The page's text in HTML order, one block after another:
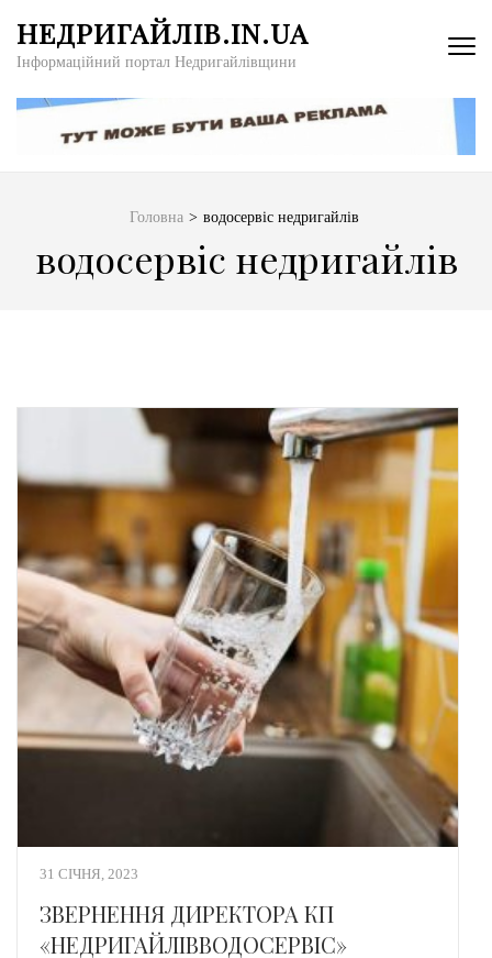
вмісту
Enter)
НЕДРИГАЙЛІВ.IN.UA
Інформаційний портал Недригайлівщини
Головна > водосервіс недригайлів
водосервіс недригайлів
31 СІЧНЯ, 2023
ЗВЕРНЕННЯ ДИРЕКТОРА КП
«НЕДРИГАЙЛІВВОДОСЕРВІС»